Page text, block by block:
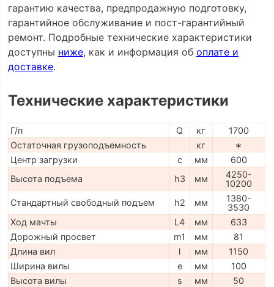
гарантию качества, предпродажную подготовку,
гарантийное обслуживание и пост-гарантийный
ремонт. Подробные технические характеристики
доступны ниже, как и информация об оплате и
доставке.
Технические характеристики
Г/п Q кг
1700
Остаточная грузоподъемность
кг
∗
Центр загрузки
c мм
600
Высота подъема
h3 мм
4250-
10200
Стандартный свободный подъем
h2 мм
1380-
3530
Ход мачты
L4 мм
633
Дорожный просвет
m1 мм
81
Длина вил
l мм
1150
Ширина вилы
e мм
100
Высота вилы
s мм
50